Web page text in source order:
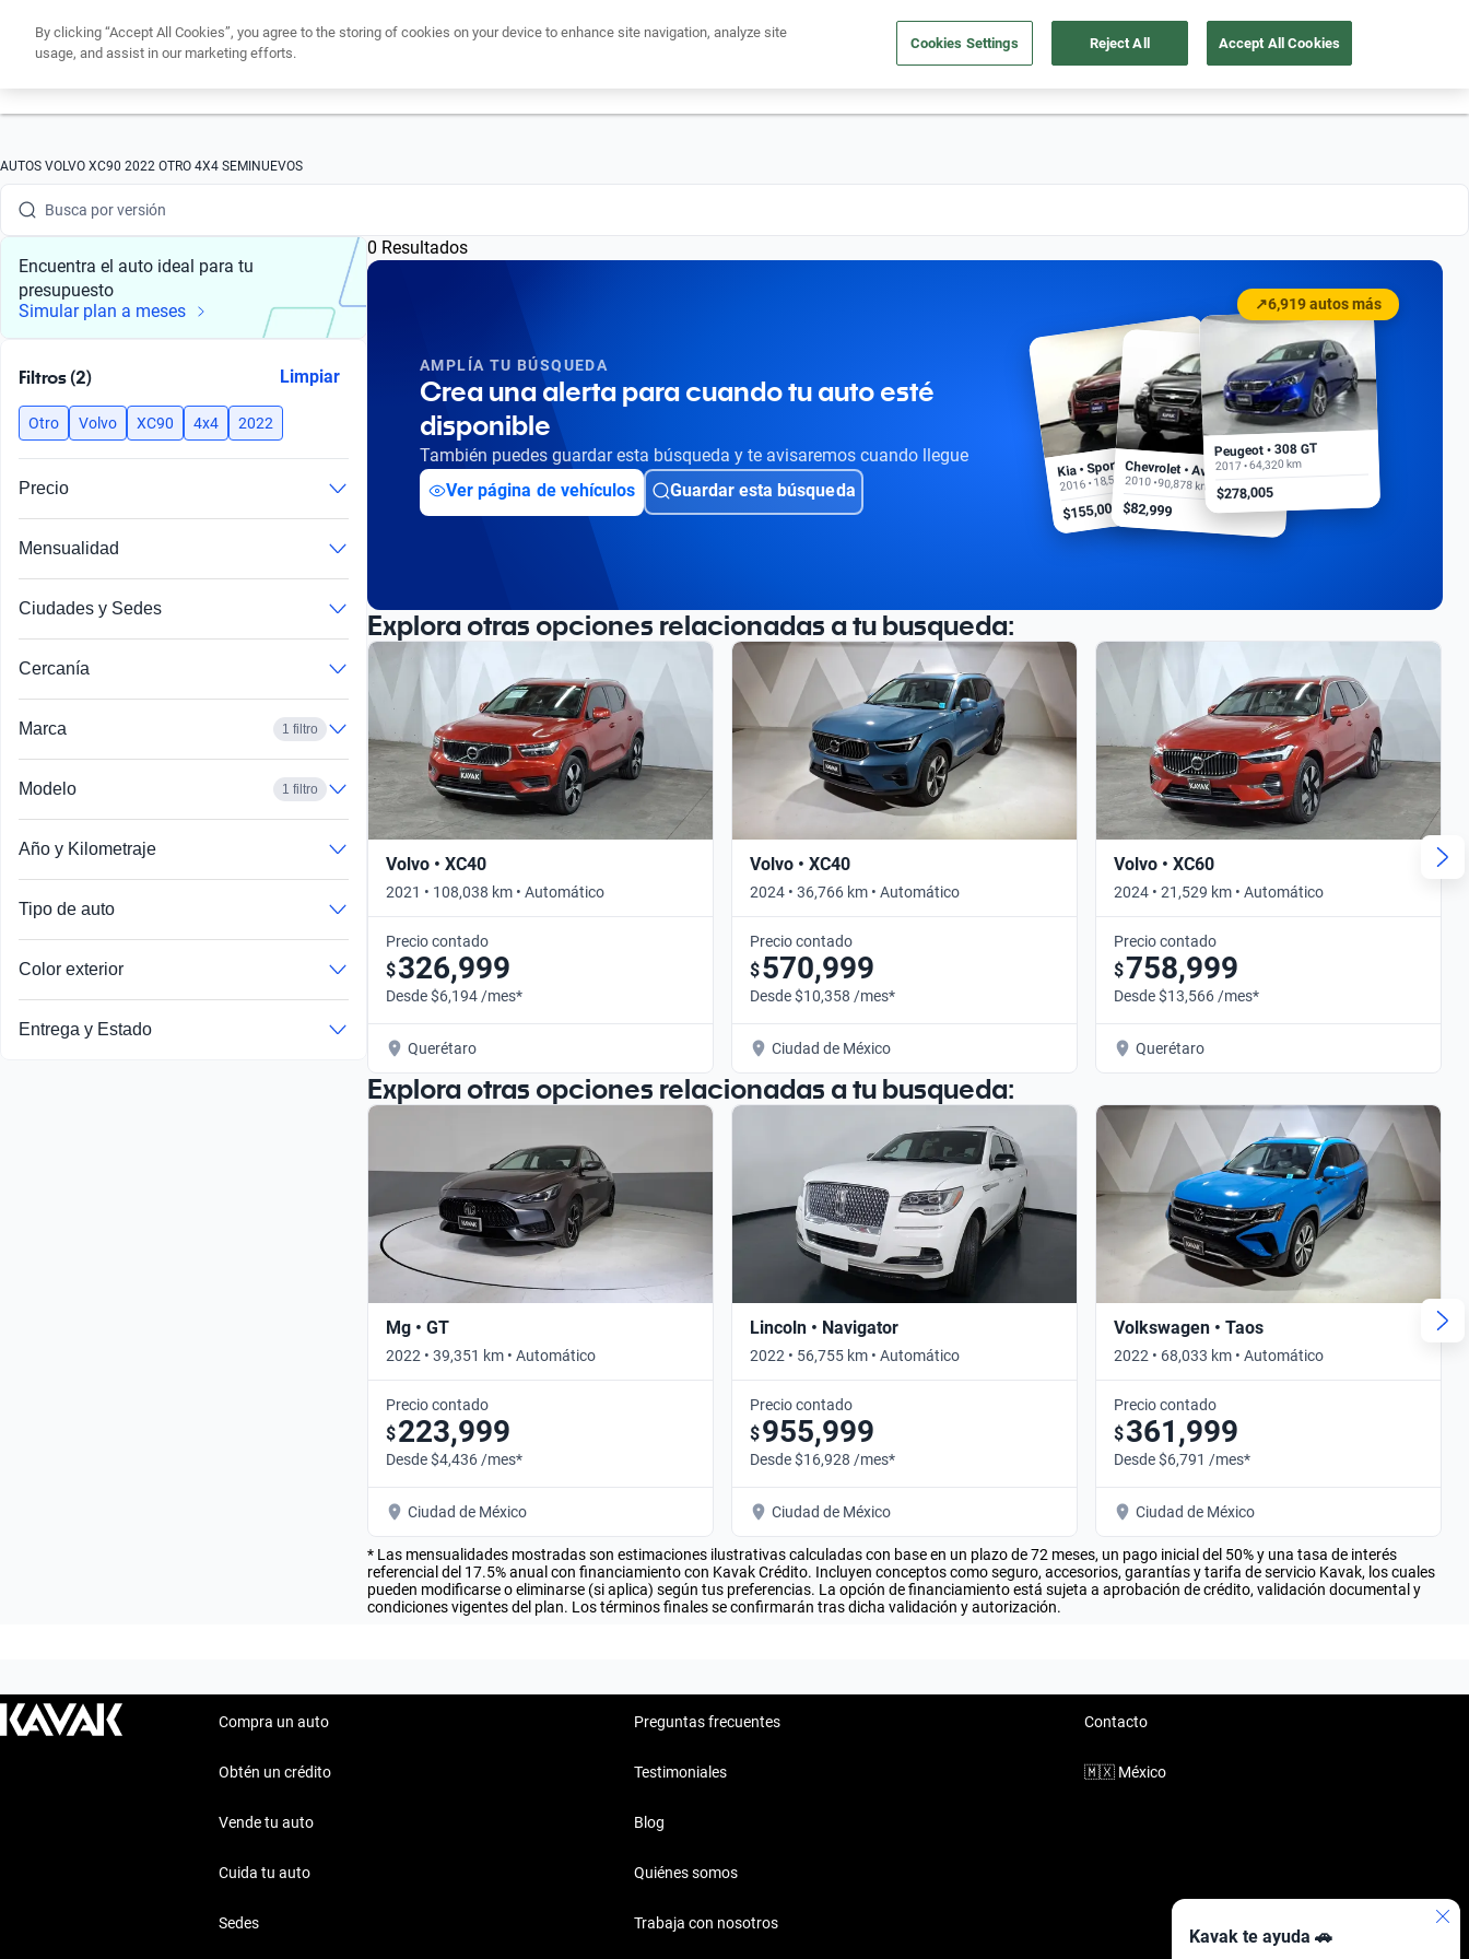
Cuida tu auto Nosotros 55 4162 9202 Ubicación
AUTOS VOLVO XC90 2022 OTRO 4X4 SEMINUEVOS
Busca por marca
Busca por modelo
Busca por versión
Busca por año
Busca por marca
Busca por modelo
Busca por año
Encuentra el auto ideal para tu
presupuesto
Simular plan a meses
Filtros (2) Limpiar
Otro Volvo XC90 4x4 2022
Precio
Mensualidad
Ciudades y Sedes
Cercanía
Marca 1 filtro
Modelo 1 filtro
Año y Kilometraje
Tipo de auto
Color exterior
Entrega y Estado
0 Resultados
AMPLÍA TU BÚSQUEDA
Crea una alerta para cuando tu auto esté
disponible
También puedes guardar esta búsqueda y te avisaremos cuando llegue
Ver página de vehículos
Guardar esta búsqueda
↗6,919 autos más
Kia • Sportage EX
2016 • 18,500 km
$155,000
Chevrolet • Aveo
2010 • 90,878 km
$82,999
Peugeot • 308 GT
2017 • 64,320 km
$278,005
Explora otras opciones relacionadas a tu busqueda:
Volvo • XC40
2021 • 108,038 km • Automático
Precio contado
$326,999
Desde $6,194 /mes*
Querétaro
Volvo • XC40
2024 • 36,766 km • Automático
Precio contado
$570,999
Desde $10,358 /mes*
Ciudad de México
Volvo • XC60
2024 • 21,529 km • Automático
Precio contado
$758,999
Desde $13,566 /mes*
Querétaro
Explora otras opciones relacionadas a tu busqueda:
Mg • GT
2022 • 39,351 km • Automático
Precio contado
$223,999
Desde $4,436 /mes*
Ciudad de México
Lincoln • Navigator
2022 • 56,755 km • Automático
Precio contado
$955,999
Desde $16,928 /mes*
Ciudad de México
Volkswagen • Taos
2022 • 68,033 km • Automático
Precio contado
$361,999
Desde $6,791 /mes*
Ciudad de México
* Las mensualidades mostradas son estimaciones ilustrativas calculadas con base en un plazo de 72 meses, un pago inicial del 50% y una tasa de interés
referencial del 17.5% anual con financiamiento con Kavak Crédito. Incluyen conceptos como seguro, accesorios, garantías y tarifa de servicio Kavak, los cuales
pueden modificarse o eliminarse (si aplica) según tus preferencias. La opción de financiamiento está sujeta a aprobación de crédito, validación documental y
condiciones vigentes del plan. Los términos finales se confirmarán tras dicha validación y autorización.
Kavak te ayuda 🚗
Compra un auto
Obtén un crédito
Vende tu auto
Cuida tu auto
Sedes
Preguntas frecuentes
Testimoniales
Blog
Quiénes somos
Trabaja con nosotros
Contacto
🇲🇽 México
By clicking “Accept All Cookies”, you agree to the storing of cookies on your device to enhance site navigation, analyze site
usage, and assist in our marketing efforts.
Cookies Settings Reject All Accept All Cookies